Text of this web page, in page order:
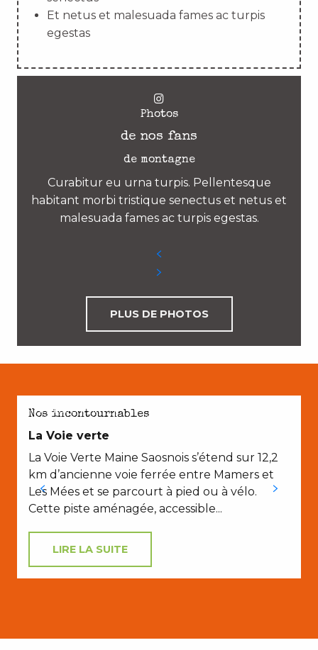
Et netus et malesuada fames ac turpis
egestas
Photos
de nos fans
de montagne
Curabitur eu urna turpis. Pellentesque
habitant morbi tristique senectus et netus et
malesuada fames ac turpis egestas.
PLUS DE PHOTOS
AVEC LES ENFANTS
Nos incontournables
La Voie verte
La Voie Verte Maine Saosnois s’étend sur 12,2
km d’ancienne voie ferrée entre Mamers et
Les Mées et se parcourt à pied ou à vélo.
Cette piste aménagée, accessible...
LIRE LA SUITE